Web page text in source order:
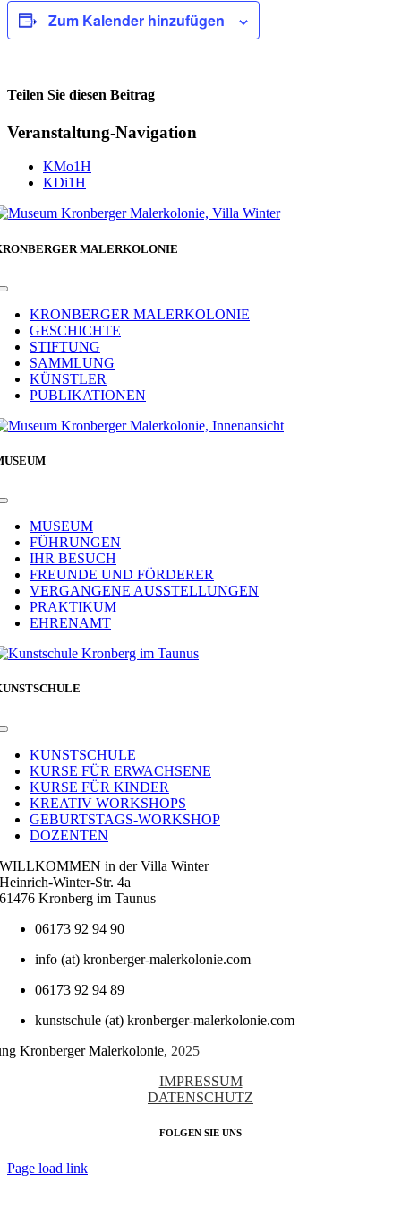
Zum Kalender hinzufügen
Teilen Sie diesen Beitrag
Facebook
Veranstaltung-Navigation
KMo1H
KDi1H
MALERKOLONIE
Toggle
NavigationKRONBERGER MALERKOLONIE
GESCHICHTE
STIFTUNG
SAMMLUNG
KÜNSTLER
PUBLIKATIONEN
Toggle
NavigationMUSEUM
FÜHRUNGEN
IHR BESUCH
FREUNDE UND FÖRDERER
VERGANGENE AUSSTELLUNGEN
PRAKTIKUM
EHRENAMT
Toggle
NavigationKUNSTSCHULE
KURSE FÜR ERWACHSENE
KURSE FÜR KINDER
KREATIV WORKSHOPS
GEBURTSTAGS-WORKSHOP
DOZENTEN
WILLKOMMEN in der Villa Winter
Heinrich-Winter-Str. 4a
61476 Kronberg im Taunus
06173 92 94 90
info (at) kronberger-malerkolonie.com
06173 92 94 89
kunstschule (at) kronberger-malerkolonie.com
Kronberger Malerkolonie, 2025
IMPRESSUM
DATENSCHUTZ
FOLGEN SIE UNS
Page load link